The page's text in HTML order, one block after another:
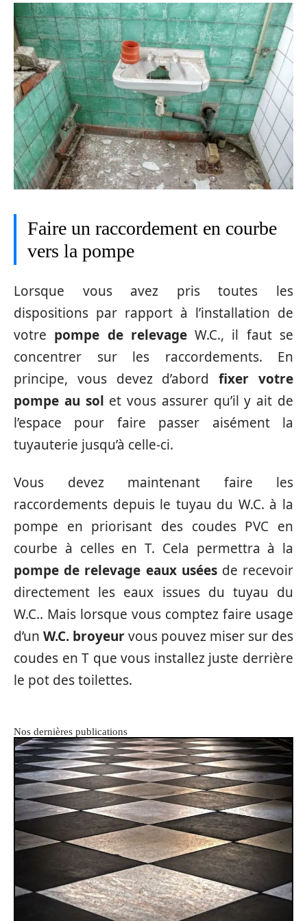
Faire un raccordement en courbe
vers la pompe
Lorsque vous avez pris toutes les
dispositions par rapport à l’installation de
votre pompe de relevageW.C., il faut se
concentrer sur les raccordements. En
principe, vous devez d’abordfixer votre
pompe au sol et vous assurer qu’il y ait de
l’espace pour faire passer aisément la
tuyauterie jusqu’à celle-ci.
Vous devez maintenant faire les
raccordements depuis le tuyau du W.C. à la
pompe en priorisant des coudes PVC en
courbe à celles en T. Cela permettra à la
pompe de relevage eaux uséesde recevoir
directement les eaux issues du tuyau du
W.C.. Mais lorsque vous comptez faire usage
d’un W.C. broyeurvous pouvez miser sur des
coudes en T que vous installez juste derrière
le pot des toilettes.
Nos dernières publications